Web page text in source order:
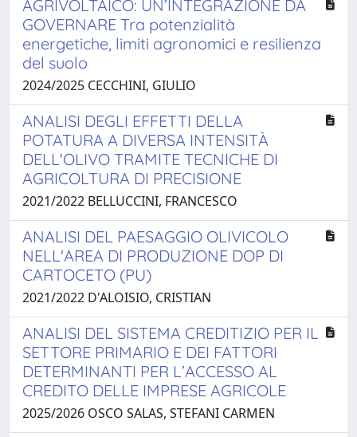
AGRIVOLTAICO: UN’INTEGRAZIONE DA
GOVERNARE Tra potenzialità
energetiche, limiti agronomici e resilienza
del suolo
2024/2025 CECCHINI, GIULIO
ANALISI DEGLI EFFETTI DELLA
POTATURA A DIVERSA INTENSITÀ
DELL'OLIVO TRAMITE TECNICHE DI
AGRICOLTURA DI PRECISIONE
2021/2022 BELLUCCINI, FRANCESCO
ANALISI DEL PAESAGGIO OLIVICOLO
NELL'AREA DI PRODUZIONE DOP DI
CARTOCETO (PU)
2021/2022 D'ALOISIO, CRISTIAN
ANALISI DEL SISTEMA CREDITIZIO PER IL
SETTORE PRIMARIO E DEI FATTORI
DETERMINANTI PER L’ACCESSO AL
CREDITO DELLE IMPRESE AGRICOLE
2025/2026 OSCO SALAS, STEFANI CARMEN